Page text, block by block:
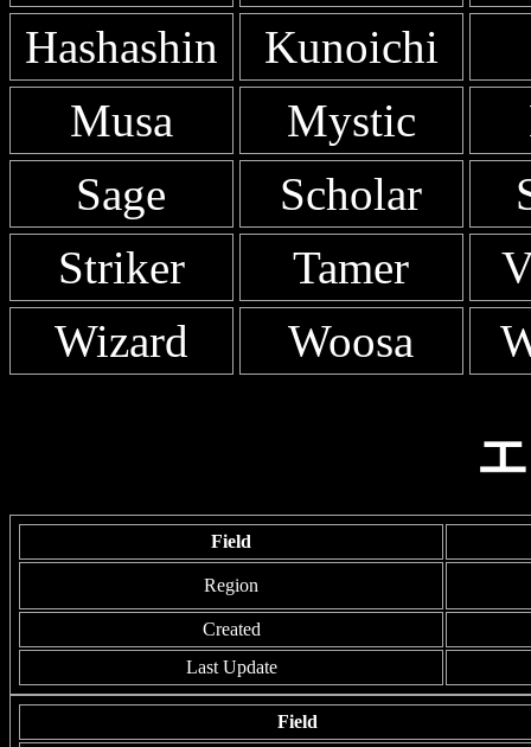
Hashashin
Kunoichi
Musa
Mystic
Sage
Scholar
Striker
Tamer
Wizard
Woosa
Field
Region
Created
Last Update
Field